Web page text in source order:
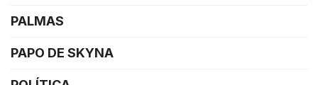
PALMAS
PAPO DE SKYNA